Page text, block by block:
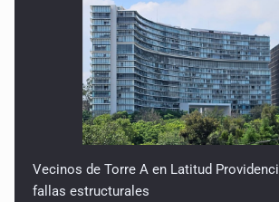
Vecinos de Torre A en Latitud
fallas estructurales